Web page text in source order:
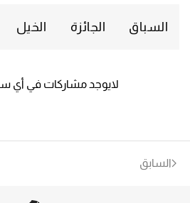
السباق الجائزة الخيل
لايوجد مشاركات في أي
السابق